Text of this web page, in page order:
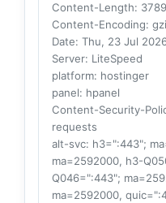
Content-Length: 3789
Content-Encoding:
Date: Thu, 23 Jul
Server: LiteSpeed
platform: hostinger
panel: hpanel
Content-Security-
requests
alt-svc: h3=":443";
ma=2592000, h3-
Q046=":443";
ma=2592000,